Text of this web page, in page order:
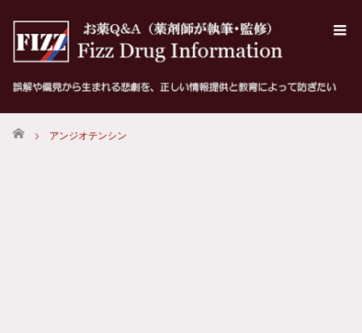
ホーム アンジオテンシン